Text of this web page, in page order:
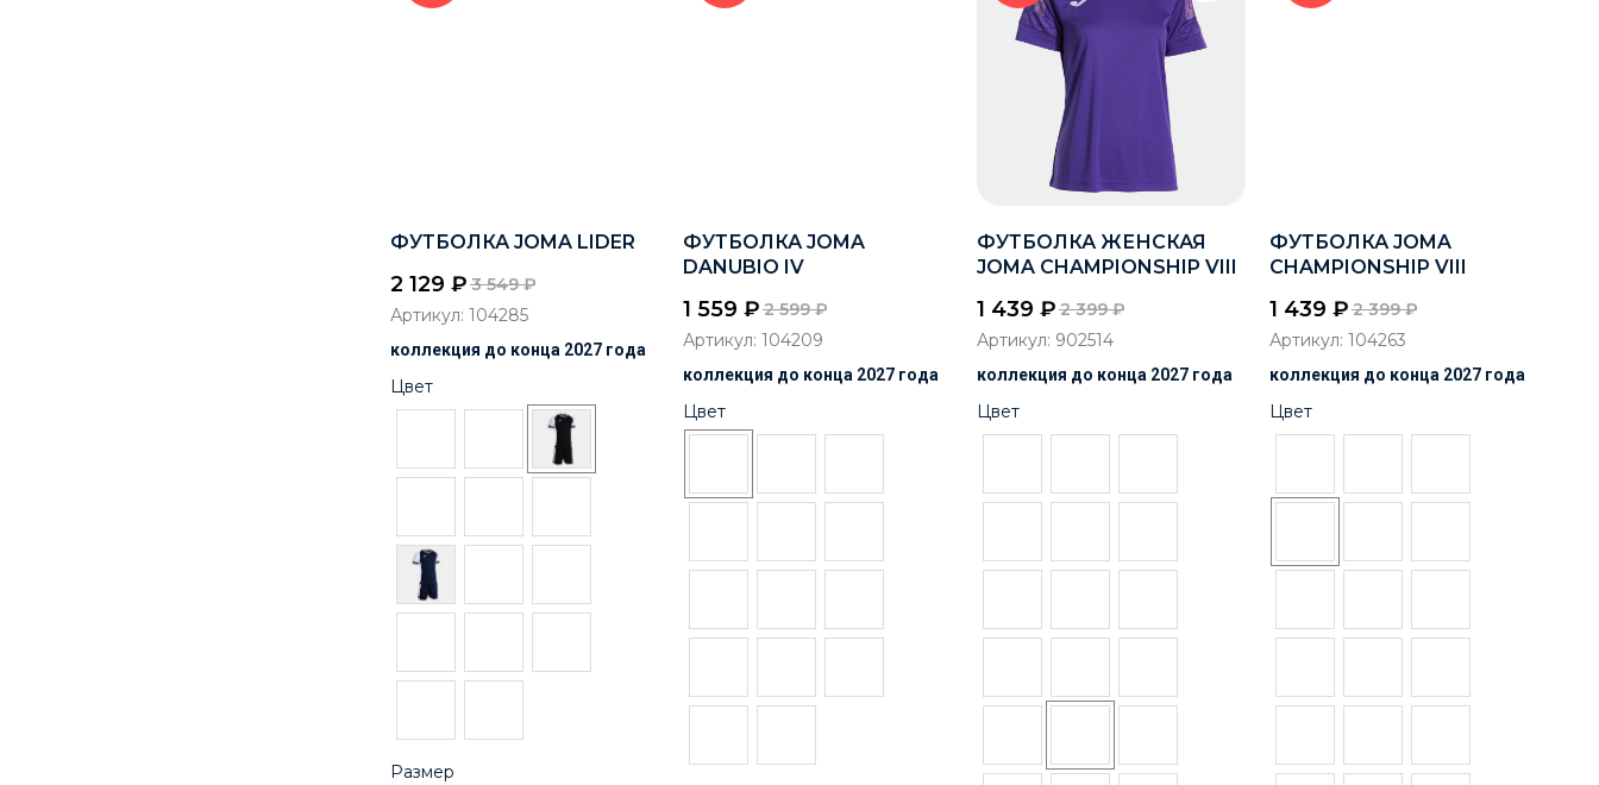
ФУТБОЛКА JOMA LIDER
2 129 ₽ 3 549 ₽
Артикул: 104285
коллекция до конца 2027 года
Цвет
Размер
ФУТБОЛКА JOMA
DANUBIO IV
1 559 ₽ 2 599 ₽
Артикул:104209
коллекция до конца 2027 года
Цвет
ФУТБОЛКА ЖЕНСКАЯ
JOMA CHAMPIONSHIP VIII
1 439 ₽ 2 399 ₽
Артикул: 902514
коллекция до конца 2027 года
Цвет
ФУТБОЛКА JOMA
CHAMPIONSHIP VIII
1 439 ₽ 2 399 ₽
Артикул:104263
коллекция до конца 2027 года
Цвет